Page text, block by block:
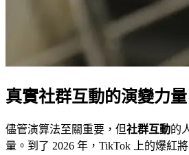
真實社群互動的演變力量
儘管演算法至關重要，但社群互動的
量。到了 2026 年，TikTok 上的爆紅